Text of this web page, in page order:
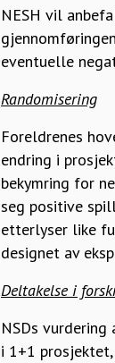
NESH vil
eventuelle
Randomisering
Foreldrenes
endring i
bekymring for
seg positive
etterlyser like
designet av
Deltakelse i
NSDs
i 1+1